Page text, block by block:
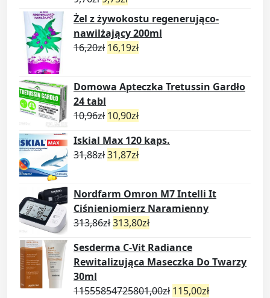
Żel z żywokostu regenerująco-
nawilżający 200ml
16,20zł 16,19zł
Domowa Apteczka Tretussin Gardło
24 tabl
10,96zł 10,90zł
Iskial Max 120 kaps.
31,88zł31,87zł
Nordfarm Omron M7 Intelli It
Ciśnieniomierz Naramienny
313,86zł313,80zł
Sesderma C-Vit Radiance
Rewitalizująca Maseczka Do Twarzy
30ml
11555854725801,00zł 115,00zł